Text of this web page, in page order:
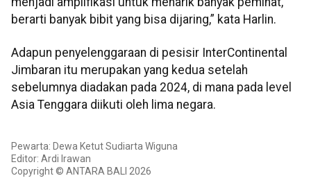
berarti banyak bibit yang bisa dijaring,” kata Harlin.
Adapun penyelenggaraan di pesisir InterContinental
Jimbaran itu merupakan yang kedua setelah
sebelumnya diadakan pada 2024, di mana pada level
Asia Tenggara diikuti oleh lima negara.
Pewarta: Dewa Ketut Sudiarta Wiguna
Editor: Ardi Irawan
Copyright © ANTARA BALI 2026